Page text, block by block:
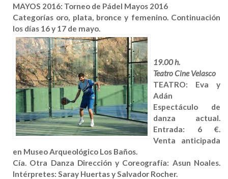
MAYOS 2016: Torneo de Pádel Mayos 2016
Categorías oro, plata, bronce y femenino. Continuación
los días 16 y 17 de mayo.
19.00 h.
Teatro Cine Velasco
TEATRO: Eva y
Adán
Espectáculo de
danza actual.
Entrada: 6 €.
Venta anticipada
en Museo Arqueológico Los Baños.
Cía. Otra Danza Dirección y Coreografía: Asun Noales.
Intérpretes: Saray Huertas y Salvador Rocher.